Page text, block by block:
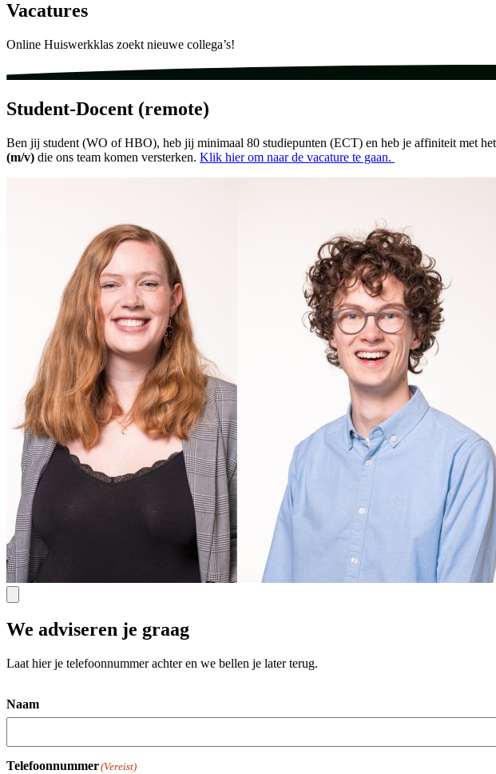
Vacatures
Online Huiswerkklas zoekt nieuwe collega’s!
Student-Docent (remote)
Ben jij student (WO of HBO), heb jij minimaal 80 studiepunten (ECT) en heb je affiniteit met
(m/v) die ons team komen versterken. Klik hier om naar de vacature te gaan.
We adviseren je graag
Laat hier je telefoonnummer achter en we bellen je later terug.
Naam
Telefoonnummer(Vereist)